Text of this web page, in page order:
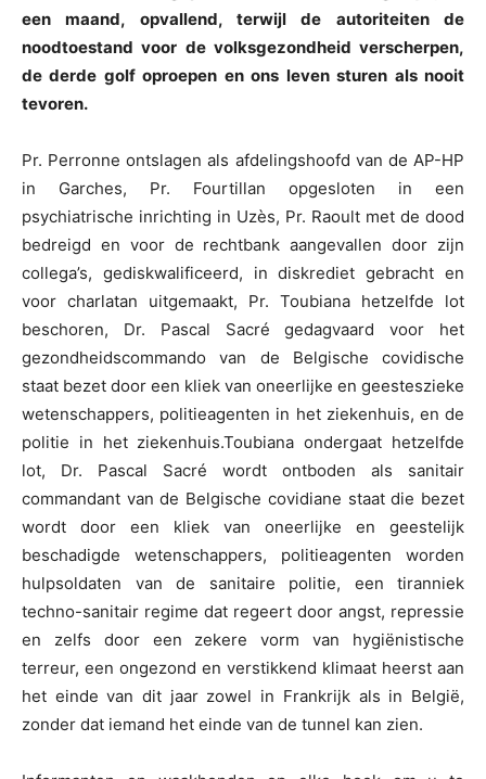
een maand, opvallend, terwijl de autoriteiten de
noodtoestand voor de volksgezondheid verscherpen,
de derde golf oproepen en ons leven sturen als nooit
tevoren.
Pr. Perronne ontslagen als afdelingshoofd van de AP-HP
in Garches, Pr. Fourtillan opgesloten in een
psychiatrische inrichting in Uzès, Pr. Raoult met de dood
bedreigd en voor de rechtbank aangevallen door zijn
collega’s, gediskwalificeerd, in diskrediet gebracht en
voor charlatan uitgemaakt, Pr. Toubiana hetzelfde lot
beschoren, Dr. Pascal Sacré gedagvaard voor het
gezondheidscommando van de Belgische covidische
staat bezet door een kliek van oneerlijke en geesteszieke
wetenschappers, politieagenten in het ziekenhuis, en de
politie in het ziekenhuis.Toubiana ondergaat hetzelfde
lot, Dr. Pascal Sacré wordt ontboden als sanitair
commandant van de Belgische covidiane staat die bezet
wordt door een kliek van oneerlijke en geestelijk
beschadigde wetenschappers, politieagenten worden
hulpsoldaten van de sanitaire politie, een tiranniek
techno-sanitair regime dat regeert door angst, repressie
en zelfs door een zekere vorm van hygiënistische
terreur, een ongezond en verstikkend klimaat heerst aan
het einde van dit jaar zowel in Frankrijk als in België,
zonder dat iemand het einde van de tunnel kan zien.